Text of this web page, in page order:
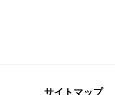
サイトマップ